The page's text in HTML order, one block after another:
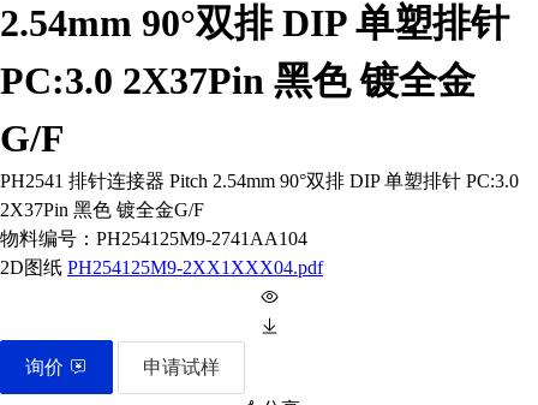
2.54mm 90°双排 DIP 单塑排针
PC:3.0 2X37Pin 黑色 镀全金
G/F
PH2541 排针连接器 Pitch 2.54mm 90°双排 DIP 单塑排针 PC:3.0
2X37Pin 黑色 镀全金G/F
物料编号： PH254125M9-2741AA104
2D图纸 PH254125M9-2XX1XXX04.pdf
询价 申请试样